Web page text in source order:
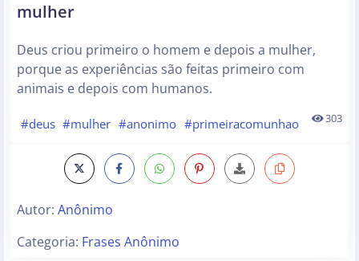
mulher
Deus criou primeiro o homem e depois a mulher,
porque as experiências são feitas primeiro com
animais e depois com humanos.
#deus #mulher #anonimo #primeiracomunhao 303
Autor: Anônimo
Categoria: Frases Anônimo